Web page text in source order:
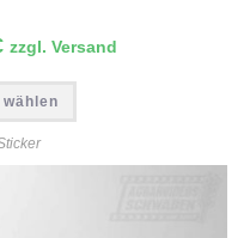
zzgl. Versand